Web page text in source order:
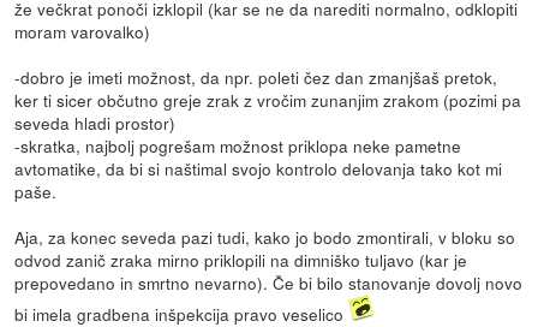
že večkrat ponoči izklopil (kar se ne da narediti normalno, odklopiti
moram varovalko)
-dobro je imeti možnost, da npr. poleti čez dan zmanjšaš pretok,
ker ti sicer občutno greje zrak z vročim zunanjim zrakom (pozimi pa
seveda hladi prostor)
-skratka, najbolj pogrešam možnost priklopa neke pametne
avtomatike, da bi si naštimal svojo kontrolo delovanja tako kot mi
paše.
Aja, za konec seveda pazi tudi, kako jo bodo zmontirali, v bloku so
odvod zanič zraka mirno priklopili na dimniško tuljavo (kar je
prepovedano in smrtno nevarno). Če bi bilo stanovanje dovolj novo
bi imela gradbena inšpekcija pravo veselico